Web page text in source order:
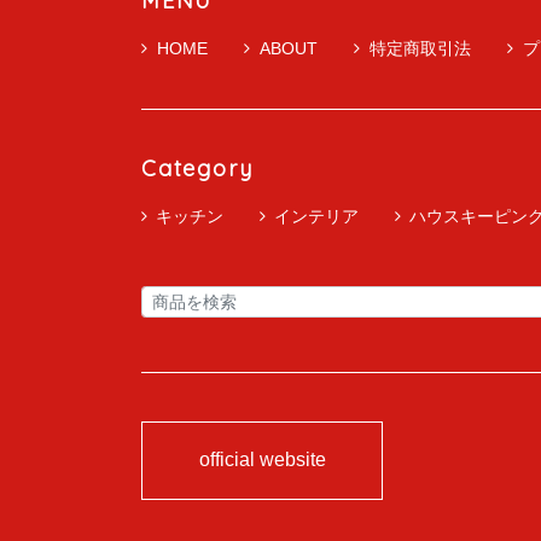
HOME ABOUT 特定商取引法
Category
キッチン インテリア ハウスキーピン
official website